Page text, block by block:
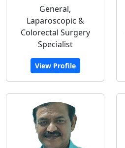
General,
Laparoscopic &
Colorectal Surgery
Specialist
View Profile